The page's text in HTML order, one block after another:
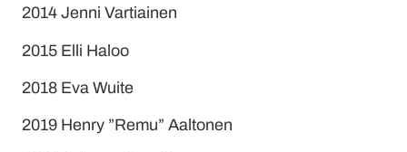
2014 Jenni Vartiainen
2015 Elli Haloo
2018 Eva Wuite
2019 Henry ”Remu” Aaltonen